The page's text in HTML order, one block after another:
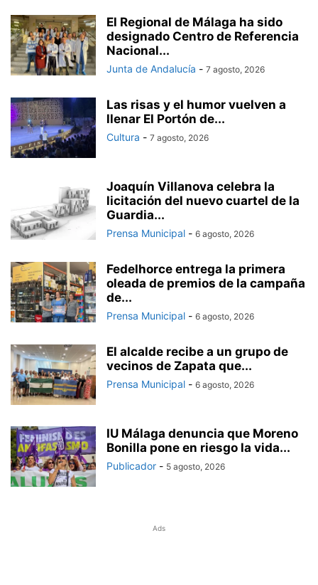
El Regional de Málaga ha sido
designado Centro de Referencia
Nacional...
Junta de Andalucía - 7 agosto, 2026
Las risas y el humor vuelven a
llenar El Portón de...
Cultura - 7 agosto, 2026
Joaquín Villanova celebra la
licitación del nuevo cuartel de la
Guardia...
Prensa Municipal - 6 agosto, 2026
Fedelhorce entrega la primera
oleada de premios de la campaña
de...
Prensa Municipal - 6 agosto, 2026
El alcalde recibe a un grupo de
vecinos de Zapata que...
Prensa Municipal - 6 agosto, 2026
IU Málaga denuncia que Moreno
Bonilla pone en riesgo la vida...
Publicador - 5 agosto, 2026
Ads